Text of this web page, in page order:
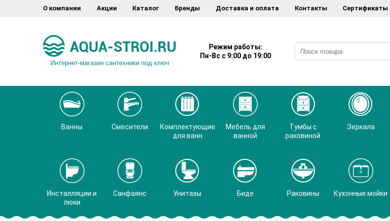
О компании Акции Каталог Бренды Доставка и оплата Контакты Сертификаты
Интернет-магазин сантехники под ключ
Режим работы:
Пн-Вс с 9:00 до 19:00
Ванны Смесители
Комплектующие
для ванн
Мебель для
ванной
Тумбы с
раковиной
Зеркала
Инсталляции и
люки
Санфаянс Унитазы Биде Раковины Кухонные мойки